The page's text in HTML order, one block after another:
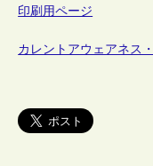
印刷用ページ
カレントアウェアネス